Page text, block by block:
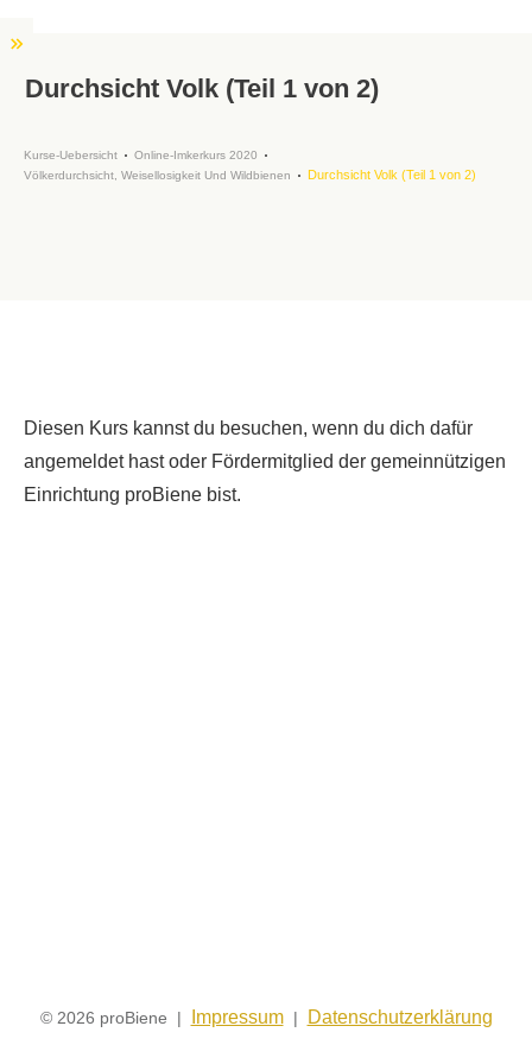
Durchsicht Volk (Teil 1 von 2)
Kurse-Uebersicht
Online-Imkerkurs 2020
Völkerdurchsicht, Weisellosigkeit Und Wildbienen
Durchsicht Volk (Teil 1 von 2)
Diesen Kurs kannst du besuchen, wenn du dich dafür
angemeldet hast oder Fördermitglied der gemeinnützigen
Einrichtung proBiene bist.
© 2026 proBiene | Impressum| Datenschutzerklärung